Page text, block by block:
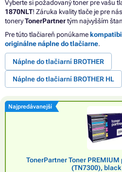
Vyberte si požadovaný toner pre vašu
1870NLT! Záruka kvality tlače je pre
toneryTonerPartnertým najvyšším
Pre túto tlačiareň ponúkame
originálne náplne do tlačiarne.
Náplne do tlačiarní BROTHER
Náplne do tlačiarní BROTHER HL
Najpredávanejší
TonerPartner Toner PREMIUM
(TN7300),